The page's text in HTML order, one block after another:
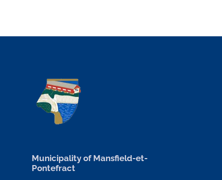
Municipality of Mansfield-et-
Pontefract